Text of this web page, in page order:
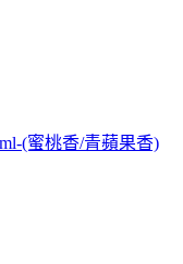
(蜜桃香/青蘋果香)